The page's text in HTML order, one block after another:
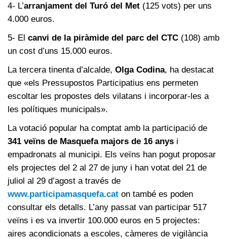
4- L’arranjament del Turó del Met (125 vots) per uns
4.000 euros.
5- El canvi de la piràmide del parc del CTC (108) amb
un cost d’uns 15.000 euros.
La tercera tinenta d’alcalde, Olga Codina, ha destacat
que «els Pressupostos Participatius ens permeten
escoltar les propostes dels vilatans i incorporar-les a
les polítiques municipals».
La votació popular ha comptat amb la participació de
341 veïns de Masquefa majors de 16 anys i
empadronats al municipi. Els veïns han pogut proposar
els projectes del 2 al 27 de juny i han votat del 21 de
juliol al 29 d’agost a través de
www.participamasquefa.cat on també es poden
consultar els detalls. L’any passat van participar 517
veïns i es va invertir 100.000 euros en 5 projectes:
aires acondicionats a escoles, càmeres de vigilància